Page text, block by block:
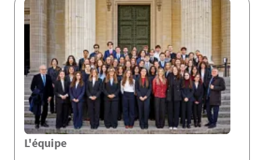
L'équipe